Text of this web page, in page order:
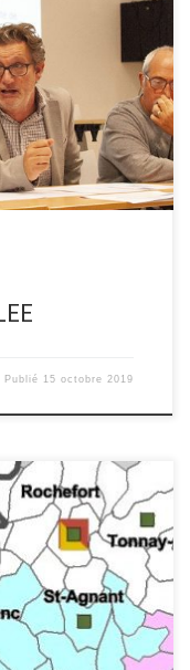
et du monde
la Charte du CLEE
par les copilotes
Otal (Association
technique),
Publié 15 octobre 2019
CLEE au collège
9h45 sont
Yves Mirande,
Tourneur, principal
d’OléronGwendoline